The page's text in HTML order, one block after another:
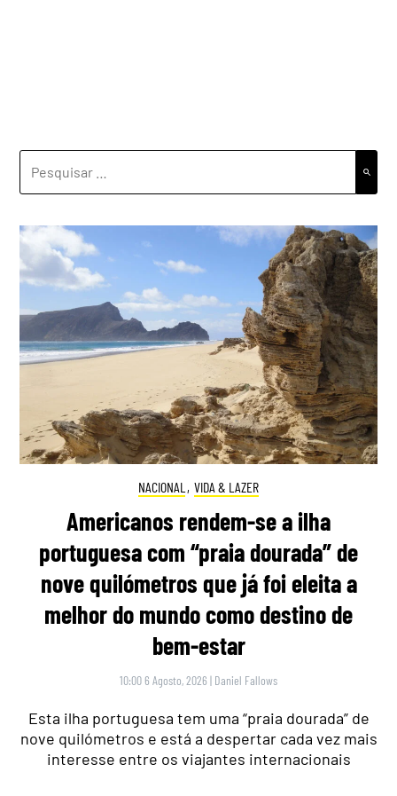
NACIONAL , VIDA & LAZER
Americanos rendem-se a ilha
portuguesa com “praia dourada” de
nove quilómetros que já foi eleita a
melhor do mundo como destino de
bem-estar
10:00 6 Agosto, 2026 | Daniel Fallows
Esta ilha portuguesa tem uma “praia dourada” de
nove quilómetros e está a despertar cada vez mais
interesse entre os viajantes internacionais